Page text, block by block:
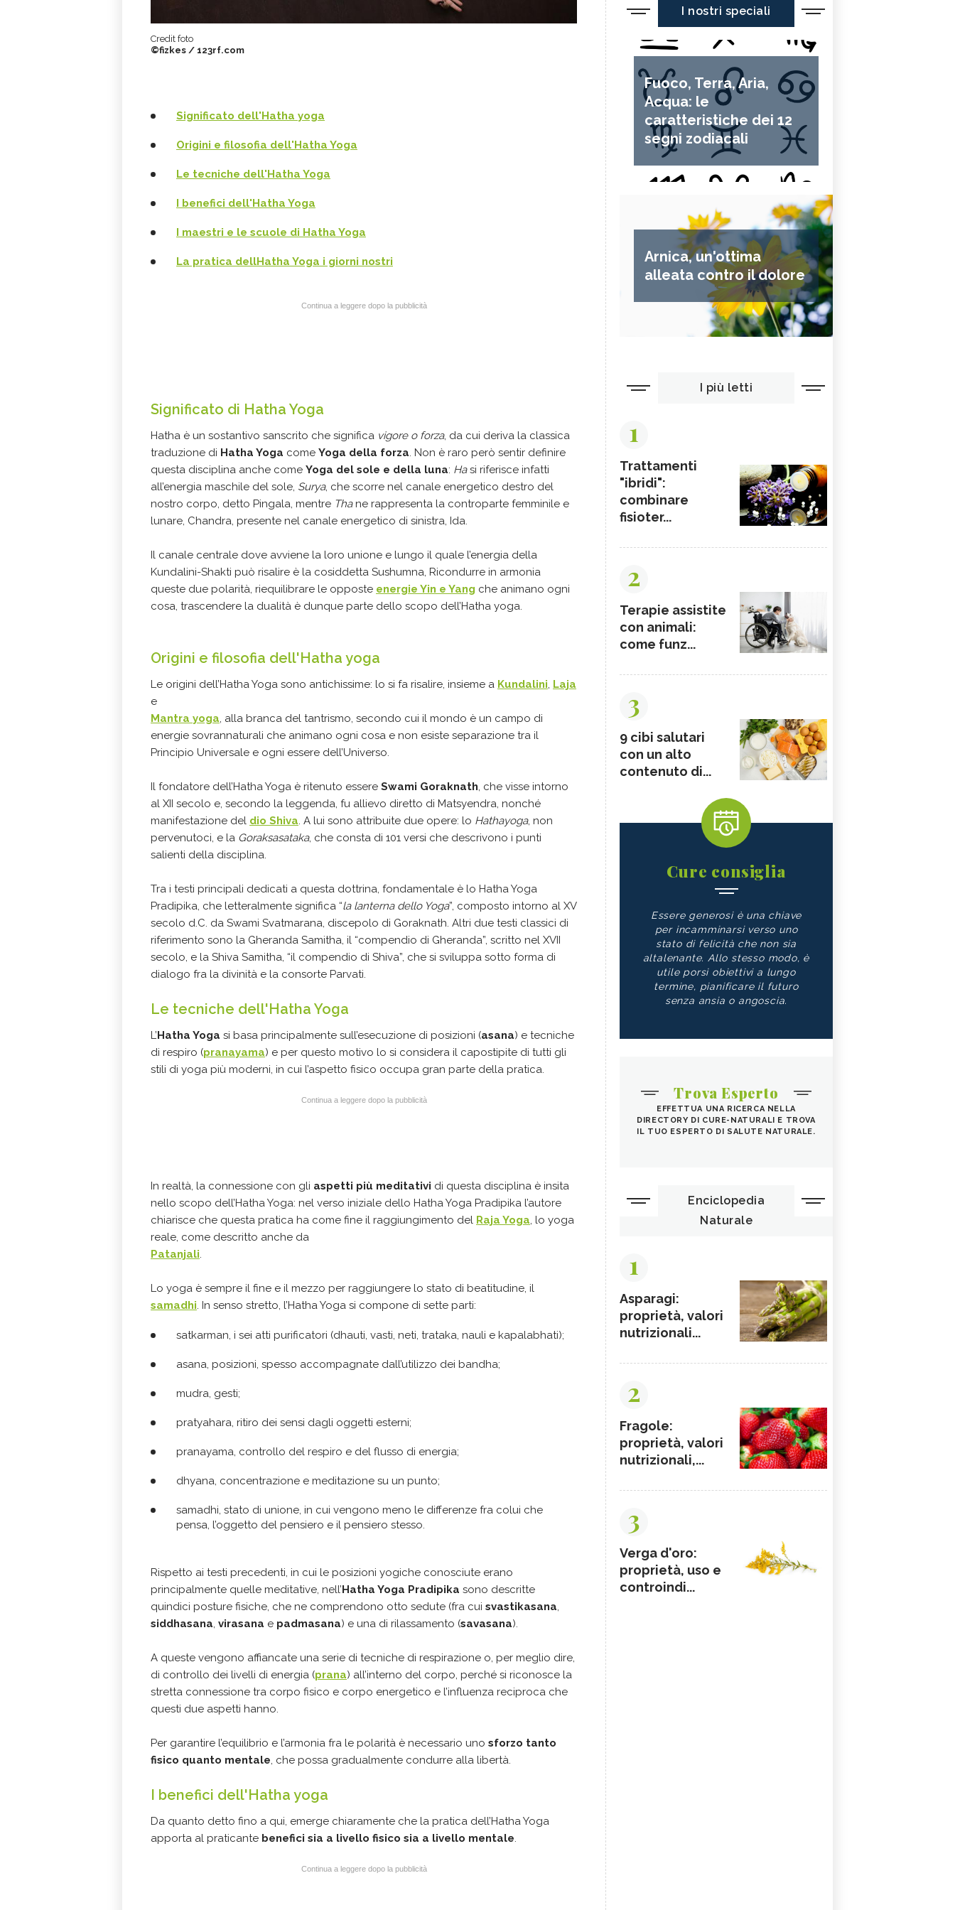
Credit foto
©fizkes / 123rf.com
Significato dell'Hatha yoga
Origini e filosofia dell'Hatha Yoga
Le tecniche dell'Hatha Yoga
I benefici dell'Hatha Yoga
I maestri e le scuole di Hatha Yoga
La pratica dellHatha Yoga i giorni nostri
Continua a leggere dopo la pubblicità
Significato di Hatha Yoga
Hatha è un sostantivo sanscrito che significa vigore o forza, da cui deriva la classica
traduzione di Hatha Yoga come Yoga della forza. Non è raro però sentir definire
questa disciplina anche come Yoga del sole e della luna: Hasi riferisce infatti
all’energia maschile del sole, Surya, che scorre nel canale energetico destro del
nostro corpo, detto Pingala, mentre Thane rappresenta la controparte femminile e
lunare, Chandra, presente nel canale energetico di sinistra, Ida.
Il canale centrale dove avviene la loro unione e lungo il quale l’energia della
Kundalini-Shakti può risalire è la cosiddetta Sushumna, Ricondurre in armonia
queste due polarità, riequilibrare le opposte energie Yin e Yang che animano ogni
cosa, trascendere la dualità è dunque parte dello scopo dell’Hatha yoga.
Origini e filosofia dell'Hatha yoga
Le origini dell’Hatha Yoga sono antichissime: lo si fa risalire, insieme a Kundalini, Laja
e
Mantra yoga, alla branca del tantrismo, secondo cui il mondo è un campo di
energie sovrannaturali che animano ogni cosa e non esiste separazione tra il
Principio Universale e ogni essere dell’Universo.
Il fondatore dell’Hatha Yoga è ritenuto essere Swami Goraknath, che visse intorno
al XII secolo e, secondo la leggenda, fu allievo diretto di Matsyendra, nonché
manifestazione del dio Shiva. A lui sono attribuite due opere: lo Hathayoga, non
pervenutoci, e la Goraksasataka, che consta di 101 versi che descrivono i punti
salienti della disciplina.
Tra i testi principali dedicati a questa dottrina, fondamentale è lo Hatha Yoga
Pradipika, che letteralmente significa “la lanterna dello Yoga”, composto intorno al XV
secolo d.C. da Swami Svatmarana, discepolo di Goraknath. Altri due testi classici di
riferimento sono la Gheranda Samitha, il “compendio di Gheranda”, scritto nel XVII
secolo, e la Shiva Samitha, “il compendio di Shiva”, che si sviluppa sotto forma di
dialogo fra la divinità e la consorte Parvati.
Le tecniche dell'Hatha Yoga
L’Hatha Yoga si basa principalmente sull’esecuzione di posizioni (asana) e tecniche
di respiro (pranayama) e per questo motivo lo si considera il capostipite di tutti gli
stili di yoga più moderni, in cui l’aspetto fisico occupa gran parte della pratica.
Continua a leggere dopo la pubblicità
In realtà, la connessione con gli aspetti più meditativi di questa disciplina è insita
nello scopo dell’Hatha Yoga: nel verso iniziale dello Hatha Yoga Pradipika l’autore
chiarisce che questa pratica ha come fine il raggiungimento del Raja Yoga, lo yoga
reale, come descritto anche da
Patanjali.
Lo yoga è sempre il fine e il mezzo per raggiungere lo stato di beatitudine, il
samadhi. In senso stretto, l’Hatha Yoga si compone di sette parti:
satkarman, i sei atti purificatori (dhauti, vasti, neti, trataka, nauli e kapalabhati);
asana, posizioni, spesso accompagnate dall’utilizzo dei bandha;
mudra, gesti;
pratyahara, ritiro dei sensi dagli oggetti esterni;
pranayama, controllo del respiro e del flusso di energia;
dhyana, concentrazione e meditazione su un punto;
samadhi, stato di unione, in cui vengono meno le differenze fra colui che
pensa, l’oggetto del pensiero e il pensiero stesso.
Rispetto ai testi precedenti, in cui le posizioni yogiche conosciute erano
principalmente quelle meditative, nell’Hatha Yoga Pradipika sono descritte
quindici posture fisiche, che ne comprendono otto sedute (fra cui svastikasana,
siddhasana, virasana e padmasana) e una di rilassamento (savasana).
A queste vengono affiancate una serie di tecniche di respirazione o, per meglio dire,
di controllo dei livelli di energia (prana) all’interno del corpo, perché si riconosce la
stretta connessione tra corpo fisico e corpo energetico e l’influenza reciproca che
questi due aspetti hanno.
Per garantire l’equilibrio e l’armonia fra le polarità è necessario uno sforzo tanto
fisico quanto mentale, che possa gradualmente condurre alla libertà.
I benefici dell'Hatha yoga
Da quanto detto fino a qui, emerge chiaramente che la pratica dell’Hatha Yoga
apporta al praticante benefici sia a livello fisico sia a livello mentale.
Continua a leggere dopo la pubblicità
I nostri speciali
Fuoco, Terra, Aria,
Acqua: le
caratteristiche dei 12
segni zodiacali
Arnica, un'ottima
alleata contro il dolore
I più letti
1
Trattamenti
"ibridi":
combinare
fisioter...
2
Terapie assistite
con animali:
come funz...
3
9 cibi salutari
con un alto
contenuto di...
Cure consiglia
Essere generosi è una chiave
per incamminarsi verso uno
stato di felicità che non sia
altalenante. Allo stesso modo, è
utile porsi obiettivi a lungo
termine, pianificare il futuro
senza ansia o angoscia.
Trova Esperto
EFFETTUA UNA RICERCA NELLA
DIRECTORY DI CURE-NATURALI E TROVA
IL TUO ESPERTO DI SALUTE NATURALE.
Enciclopedia
Naturale
1
Asparagi:
proprietà, valori
nutrizionali...
2
Fragole:
proprietà, valori
nutrizionali,...
3
Verga d'oro:
proprietà, uso e
controindi...